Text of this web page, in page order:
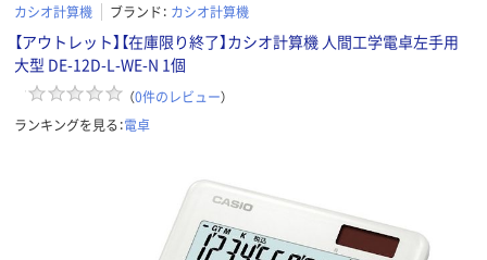
カシオ計算機 ブランド： カシオ計算機
【アウトレット】【在庫限り終了】カシオ計算機 人間工学電卓左手用
大型 DE-12D-L-WE-N 1個
（0件のレビュー）
ランキングを見る：電卓